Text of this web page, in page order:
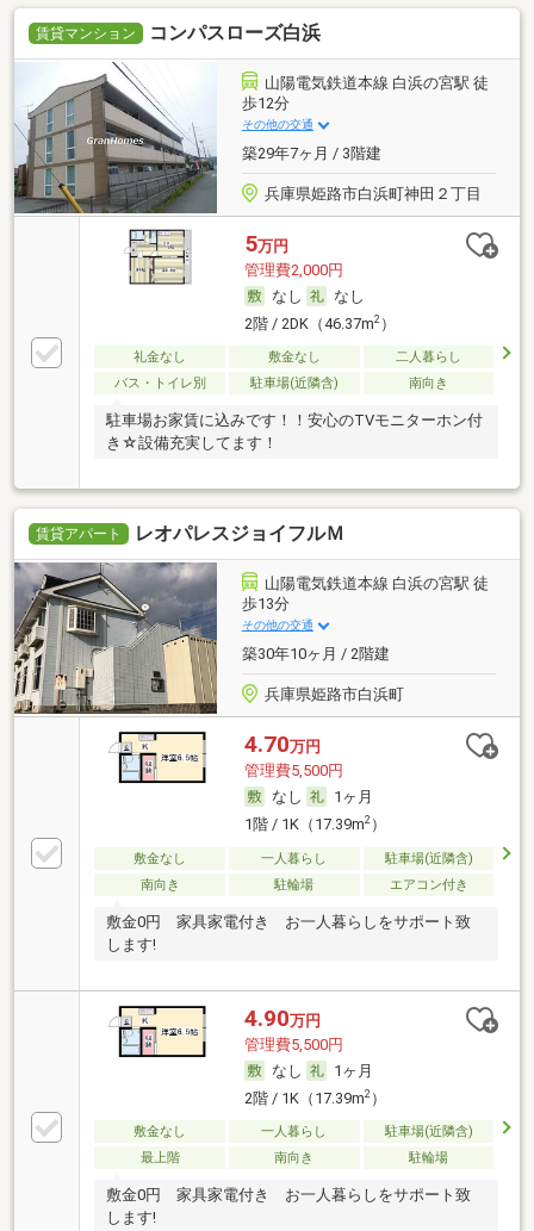
賃貸マンション コンパスローズ白浜
山陽電気鉄道本線 白浜の宮駅 徒
歩12分
その他の交通
築29年7ヶ月 / 3階建
兵庫県姫路市白浜町神田２丁目
5万円
管理費2,000円
なし
なし
2階 / 2DK（46.37m2）
礼金なし 敷金なし
二人暮らし
バス・トイレ別
駐車場(近隣含) 南向き
駐車場お家賃に込みです！！安心のTVモニターホン付
き☆設備充実してます！
賃貸アパート レオパレスジョイフルＭ
山陽電気鉄道本線 白浜の宮駅 徒
歩13分
その他の交通
築30年10ヶ月 / 2階建
兵庫県姫路市白浜町
4.70万円
管理費5,500円
なし
1ヶ月
1階 / 1K（17.39m2）
敷金なし 一人暮らし
駐車場(近隣含)
南向き
駐輪場 エアコン付き
敷金0円 家具家電付き お一人暮らしをサポート致
します!
4.90万円
管理費5,500円
なし
1ヶ月
2階 / 1K（17.39m2）
敷金なし 一人暮らし
駐車場(近隣含)
最上階
南向き 駐輪場
敷金0円 家具家電付き お一人暮らしをサポート致
します!